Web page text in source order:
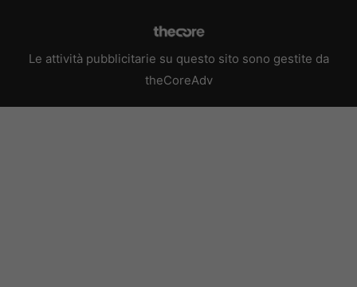
Le attività pubblicitarie su questo sito sono gestite da
theCoreAdv